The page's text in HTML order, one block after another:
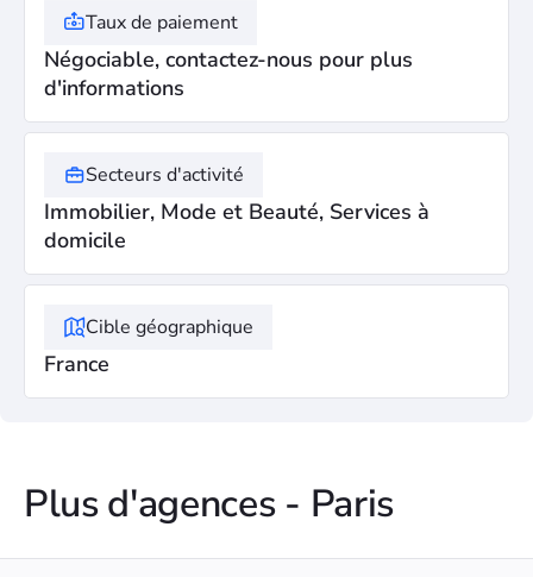
Taux de paiement
Négociable, contactez-nous pour plus
d'informations
Secteurs d'activité
Immobilier, Mode et Beauté, Services à
domicile
Cible géographique
France
Plus d'agences - Paris